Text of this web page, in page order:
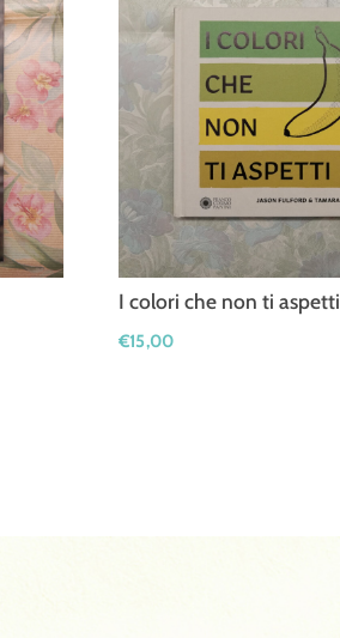
I colori che non ti aspetti
€15,00